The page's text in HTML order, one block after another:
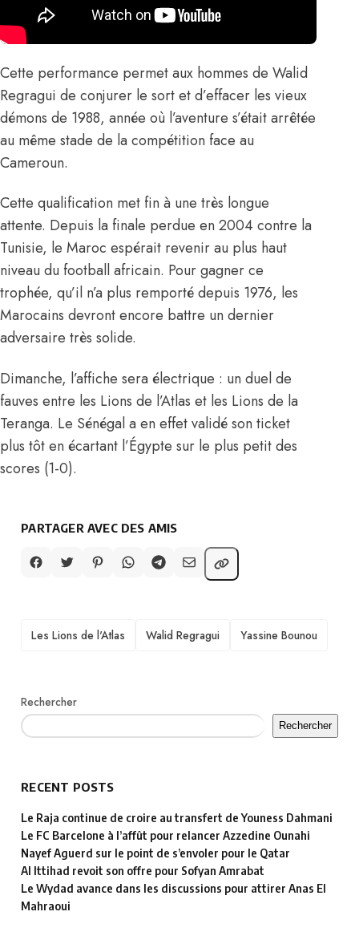
Cette performance permet aux hommes de Walid
Regragui de conjurer le sort et d’effacer les vieux
démons de 1988, année où l’aventure s’était arrêtée
au même stade de la compétition face au
Cameroun.
Cette qualification met fin à une très longue
attente. Depuis la finale perdue en 2004 contre la
Tunisie, le Maroc espérait revenir au plus haut
niveau du football africain. Pour gagner ce
trophée, qu’il n’a plus remporté depuis 1976, les
Marocains devront encore battre un dernier
adversaire très solide.
Dimanche, l’affiche sera électrique : un duel de
fauves entre les Lions de l’Atlas et les Lions de la
Teranga. Le Sénégal a en effet validé son ticket
plus tôt en écartant l’Égypte sur le plus petit des
scores (1-0).
PARTAGER AVEC DES AMIS
TAGS
Les Lions de l'Atlas Walid Regragui Yassine Bounou
Rechercher
Rechercher
RECENT POSTS
Le Raja continue de croire au transfert de Youness Dahmani
Le FC Barcelone à l’affût pour relancer Azzedine Ounahi
Nayef Aguerd sur le point de s’envoler pour le Qatar
Al Ittihad revoit son offre pour Sofyan Amrabat
Le Wydad avance dans les discussions pour attirer Anas El
Mahraoui